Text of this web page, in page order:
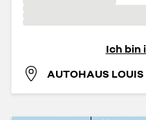
Ich bin
AUTOHAUS LOUIS